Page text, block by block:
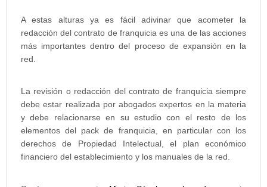
A estas alturas ya es fácil adivinar que acometer la
redacción del contrato de franquicia es una de las acciones
más importantes dentro del proceso de expansión en la
red.
La revisión o redacción del contrato de franquicia siempre
debe estar realizada por abogados expertos en la materia
y debe relacionarse en su estudio con el resto de los
elementos del pack de franquicia, en particular con los
derechos de Propiedad Intelectual, el plan económico
financiero del establecimiento y los manuales de la red.